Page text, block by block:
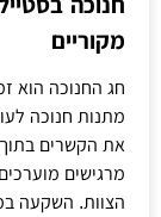
מקוריים
חג החנוכה הוא
מתנות חנוכה
את הקשרים
מרגישים
הצוות. השקעה